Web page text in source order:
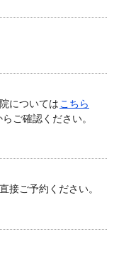
については こちら
らご確認ください。
接ご予約ください。